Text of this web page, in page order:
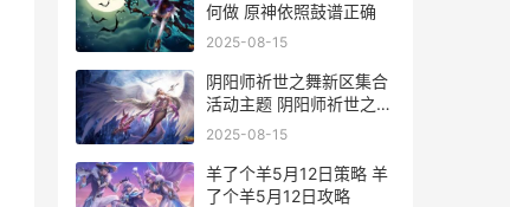
何做 原神依照鼓谱正确
2025-08-15
阴阳师祈世之舞新区集合
活动主题 阴阳师祈世之舞
合区了吗
2025-08-15
羊了个羊5月12日策略 羊
了个羊5月12日攻略